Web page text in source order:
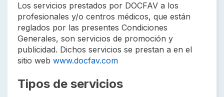
Los servicios prestados por DOCFAV a los
profesionales y/o centros médicos, que están
reglados por las presentes Condiciones
Generales, son servicios de promoción y
publicidad. Dichos servicios se prestan a en el
sitio web www.docfav.com
Tipos de servicios